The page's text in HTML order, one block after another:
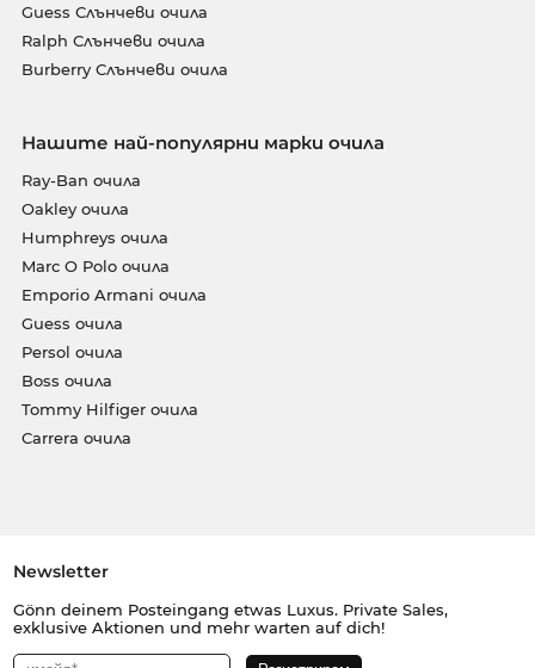
Guess Слънчеви очила
Ralph Слънчеви очила
Burberry Слънчеви очила
Нашите най-популярни марки очила
Ray-Ban очила
Oakley очила
Humphreys очила
Marc O Polo очила
Emporio Armani очила
Guess очила
Persol очила
Boss очила
Tommy Hilfiger очила
Carrera очила
Newsletter
Gönn deinem Posteingang etwas Luxus. Private Sales,
exklusive Aktionen und mehr warten auf dich!